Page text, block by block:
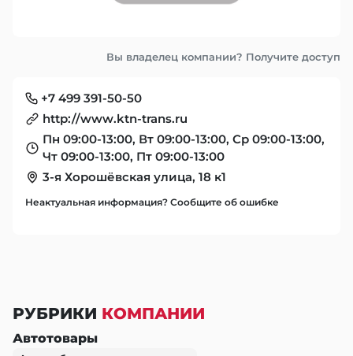
Вы владелец компании? Получите доступ
+7 499 391-50-50
http://www.ktn-trans.ru
Пн 09:00-13:00, Вт 09:00-13:00, Ср 09:00-13:00,
Чт 09:00-13:00, Пт 09:00-13:00
3-я Хорошёвская улица, 18 к1
Неактуальная информация? Сообщите об ошибке
РУБРИКИ КОМПАНИИ
Автотовары